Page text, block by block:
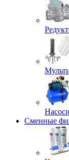
Сменные